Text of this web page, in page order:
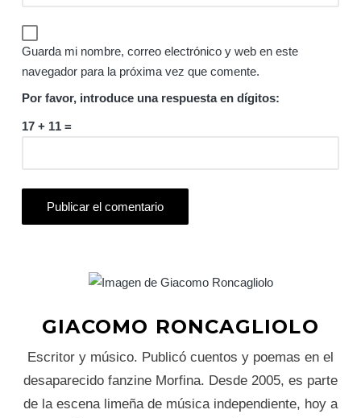
Guarda mi nombre, correo electrónico y web en este
navegador para la próxima vez que comente.
Por favor, introduce una respuesta en dígitos:
17 + 11 =
GIACOMO RONCAGLIOLO
Escritor y músico. Publicó cuentos y poemas en el
desaparecido fanzine Morfina. Desde 2005, es parte
de la escena limeña de música independiente, hoy a